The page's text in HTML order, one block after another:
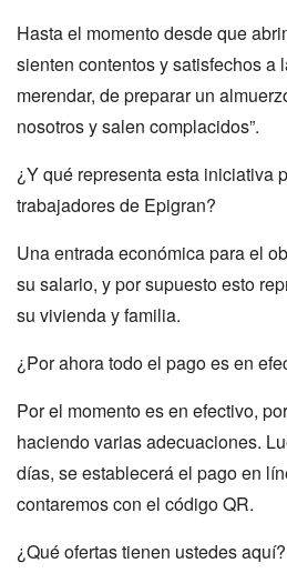
Hasta el momento desde que
sienten contentos y satisfechos a
merendar, de preparar un
nosotros y salen complacidos”.
¿Y qué representa esta iniciativa
trabajadores de Epigran?
Una entrada económica para el
su salario, y por supuesto esto
su vivienda y familia.
¿Por ahora todo el pago es en
Por el momento es en efectivo,
haciendo varias adecuaciones.
días, se establecerá el pago en
contaremos con el código QR.
¿Qué ofertas tienen ustedes aquí?